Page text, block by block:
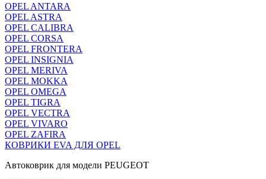
OPEL ANTARA
OPEL ASTRA
OPEL CALIBRA
OPEL CORSA
OPEL FRONTERA
OPEL INSIGNIA
OPEL MERIVA
OPEL MOKKA
OPEL OMEGA
OPEL TIGRA
OPEL VECTRA
OPEL VIVARO
OPEL ZAFIRA
КОВРИКИ EVA ДЛЯ OPEL
Автоковрик для модели PEUGEOT